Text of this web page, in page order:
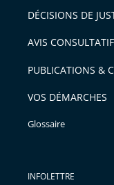
DÉCISIONS DE
AVIS
PUBLICATIONS &
VOS DÉMARCHES
Glossaire
INFOLETTRE